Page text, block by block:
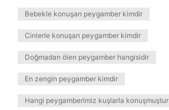
Bebekle konuşan peygamber kimdir
Cinlerle konuşan peygamber kimdir
Doğmadan ölen peygamber hangisidir
En zengin peygamber kimdir
Hangi peygamberimiz kuşlarla konuşmuştur